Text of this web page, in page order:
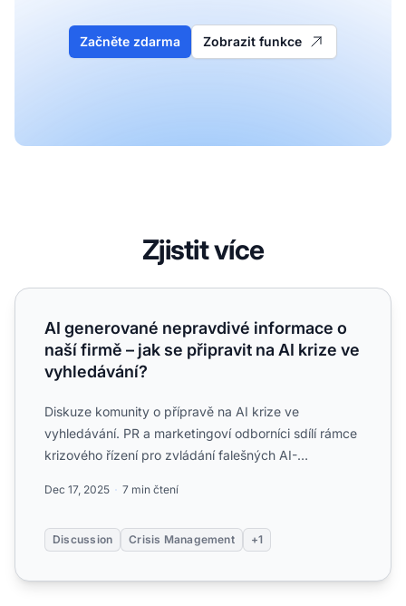
Začněte zdarma Zobrazit funkce
Zjistit více
AI generované nepravdivé informace o naší firmě – jak
AI generované nepravdivé informace o
naší firmě – jak se připravit na AI krize ve
vyhledávání?
Diskuze komunity o přípravě na AI krize ve
vyhledávání. PR a marketingoví odborníci sdílí rámce
krizového řízení pro zvládání falešných AI-
Dec 17, 2025 7 min čtení
Discussion Crisis Management +1